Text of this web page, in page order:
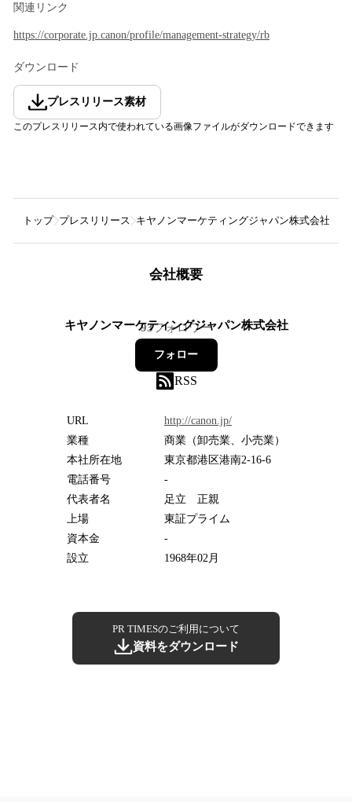
関連リンク
https://corporate.jp.canon/profile/management-strategy/rb
ダウンロード
プレスリリース素材
このプレスリリース内で使われている画像ファイルがダウンロードできます
トップ プレスリリース キヤノンマーケティングジャパン株式会社
会社概要
キヤノンマーケティングジャパン株式会社
93フォロワー
フォロー
RSS
URL
http://canon.jp/
業種
商業（卸売業、小売業）
本社所在地
東京都港区港南2-16-6
電話番号
-
代表者名
足立 正親
上場
東証プライム
資本金
-
設立
1968年02月
PR TIMESのご利用について
資料をダウンロード